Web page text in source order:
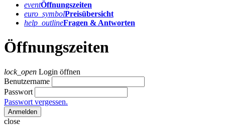
eventÖffnungs­zeiten
euro_symbolPreis­übersicht
help_outlineFragen & Antworten
Öffnungszeiten
lock_open Login öffnen
Benutzername
Passwort
Passwort vergessen.
Anmelden
close